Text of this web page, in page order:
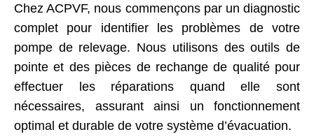
Chez ACPVF, nous commençons par un diagnostic
complet pour identifier les problèmes de votre
pompe de relevage. Nous utilisons des outils de
pointe et des pièces de rechange de qualité pour
effectuer les réparations quand elle sont
nécessaires, assurant ainsi un fonctionnement
optimal et durable de votre système d’évacuation.